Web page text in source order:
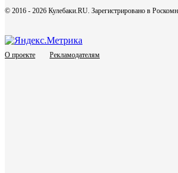
© 2016 - 2026 Кулебаки.RU. Зарегистрировано в
О проекте Рекламодателям